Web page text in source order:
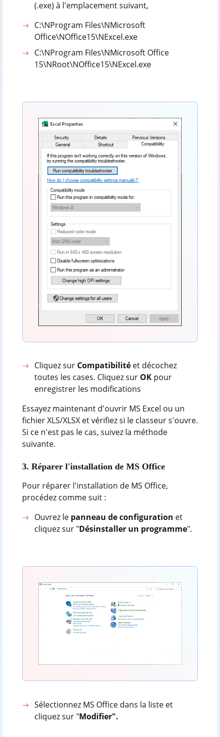
(.exe) à l'emplacement suivant,
C:\NProgram Files\NMicrosoft
Office\NOffice15\NExcel.exe
C:\NProgram Files\NMicrosoft Office
15\NRoot\NOffice15\NExcel.exe
Cliquez sur Compatibilité et décochez
toutes les cases. Cliquez sur OK pour
enregistrer les modifications
Essayez maintenant d'ouvrir MS Excel ou un
fichier XLS/XLSX et vérifiez si le classeur s'ouvre.
Si ce n'est pas le cas, suivez la méthode
suivante.
3. Réparer l'installation de MS Office
Pour réparer l'installation de MS Office,
procédez comme suit :
Ouvrez le panneau de configuration et
cliquez sur "Désinstaller un programme".
Sélectionnez MS Office dans la liste et
cliquez sur "Modifier".